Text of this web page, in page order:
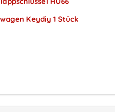
Keydiy 1 Stück